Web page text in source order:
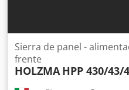
Sierra de panel -
frente
HOLZMA HPP 430/43/